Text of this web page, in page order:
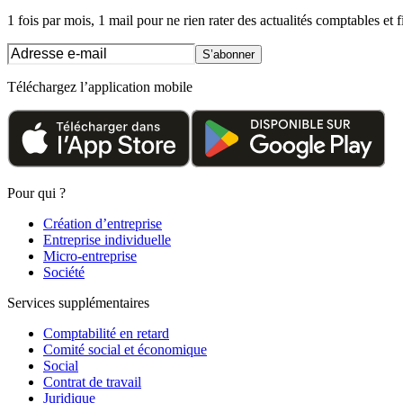
1 fois par mois, 1 mail pour ne rien rater des actualités comptables et
S’abonner
Téléchargez l’application mobile
Pour qui ?
Création d’entreprise
Entreprise individuelle
Micro-entreprise
Société
Services supplémentaires
Comptabilité en retard
Comité social et économique
Social
Contrat de travail
Juridique